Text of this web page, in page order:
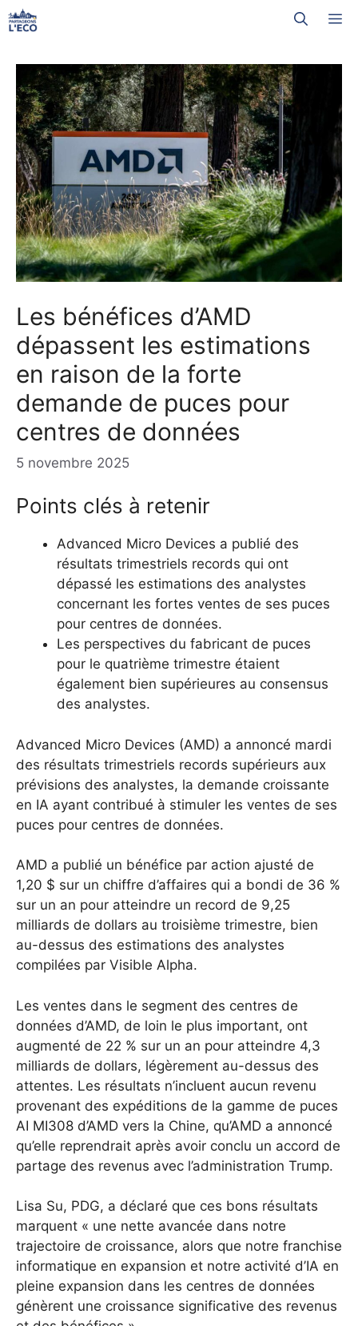
Aller
au
Les bénéfices d’AMD
dépassent les estimations
en raison de la forte
demande de puces pour
centres de données
5 novembre 2025
Points clés à retenir
Advanced Micro Devices a publié des
résultats trimestriels records qui ont
dépassé les estimations des analystes
concernant les fortes ventes de ses puces
pour centres de données.
Les perspectives du fabricant de puces
pour le quatrième trimestre étaient
également bien supérieures au consensus
des analystes.
Advanced Micro Devices (AMD) a annoncé mardi
des résultats trimestriels records supérieurs aux
prévisions des analystes, la demande croissante
en IA ayant contribué à stimuler les ventes de ses
puces pour centres de données.
AMD a publié un bénéfice par action ajusté de
1,20 $ sur un chiffre d’affaires qui a bondi de 36 %
sur un an pour atteindre un record de 9,25
milliards de dollars au troisième trimestre, bien
au-dessus des estimations des analystes
compilées par Visible Alpha.
Les ventes dans le segment des centres de
données d’AMD, de loin le plus important, ont
augmenté de 22 % sur un an pour atteindre 4,3
milliards de dollars, légèrement au-dessus des
attentes. Les résultats n’incluent aucun revenu
provenant des expéditions de la gamme de puces
AI MI308 d’AMD vers la Chine, qu’AMD a annoncé
qu’elle reprendrait après avoir conclu un accord de
partage des revenus avec l’administration Trump.
Lisa Su, PDG, a déclaré que ces bons résultats
marquent « une nette avancée dans notre
trajectoire de croissance, alors que notre franchise
informatique en expansion et notre activité d’IA en
pleine expansion dans les centres de données
génèrent une croissance significative des revenus